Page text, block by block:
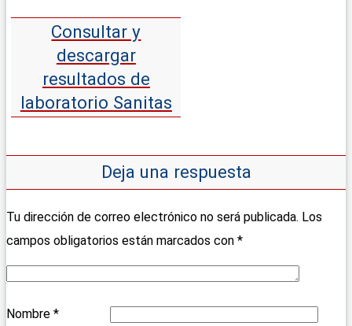
Consultar y
descargar
resultados de
laboratorio Sanitas
Deja una respuesta
Tu dirección de correo electrónico no será publicada. Los
campos obligatorios están marcados con *
Nombre *